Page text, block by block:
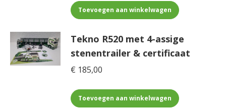
kan
gekozen
op
de
Toevoegen aan winkelwagen
Tekno R520 met 4-assige
stenentrailer & certificaat
€ 185,00
Toevoegen aan winkelwagen